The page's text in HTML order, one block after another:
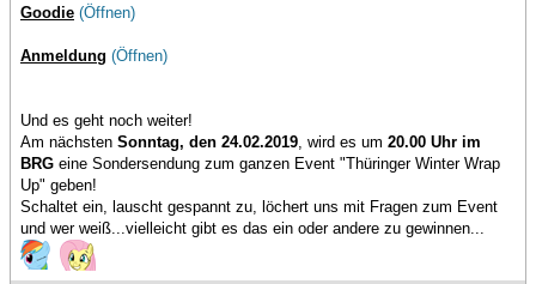
Goodie (Öffnen)
Anmeldung (Öffnen)
Und es geht noch weiter!
Am nächsten Sonntag, den 24.02.2019 , wird es um 20.00 Uhr im
BRG eine Sondersendung zum ganzen Event "Thüringer Winter Wrap
Up" geben!
Schaltet ein, lauscht gespannt zu, löchert uns mit Fragen zum Event
und wer weiß...vielleicht gibt es das ein oder andere zu gewinnen...